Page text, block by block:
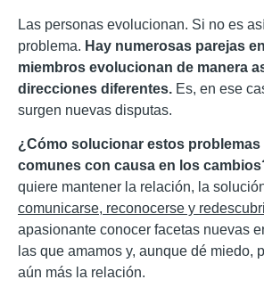
Las personas evolucionan. Si no es
problema. Hay numerosas parejas
miembros evolucionan de manera
direcciones diferentes. Es, en ese
surgen nuevas disputas.
¿Cómo solucionar estos problemas
comunes con causa en los
quiere mantener la relación, la
comunicarse, reconocerse y
apasionante conocer facetas nuevas
las que amamos y, aunque dé miedo,
aún más la relación.